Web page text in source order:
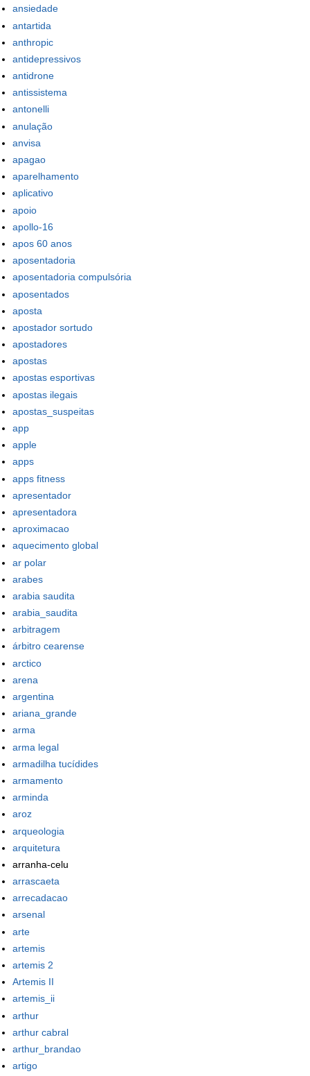
ansiedade
antartida
anthropic
antidepressivos
antidrone
antissistema
antonelli
anulação
anvisa
apagao
aparelhamento
aplicativo
apoio
apollo-16
apos 60 anos
aposentadoria
aposentadoria compulsória
aposentados
aposta
apostador sortudo
apostadores
apostas
apostas esportivas
apostas ilegais
apostas_suspeitas
app
apple
apps
apps fitness
apresentador
apresentadora
aproximacao
aquecimento global
ar polar
arabes
arabia saudita
arabia_saudita
arbitragem
árbitro cearense
arctico
arena
argentina
ariana_grande
arma
arma legal
armadilha tucídides
armamento
arminda
aroz
arqueologia
arquitetura
arranha-celu
arrascaeta
arrecadacao
arsenal
arte
artemis
artemis 2
Artemis II
artemis_ii
arthur
arthur cabral
arthur_brandao
artigo